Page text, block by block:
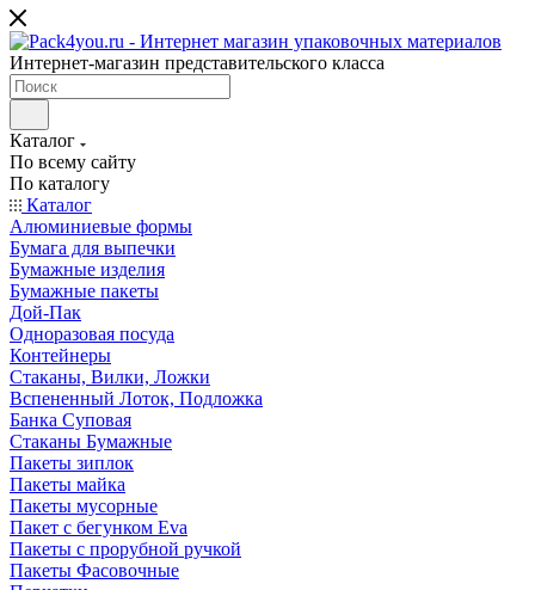
Интернет-магазин представительского класса
Каталог
По всему сайту
По каталогу
Каталог
Алюминиевые формы
Бумага для выпечки
Бумажные изделия
Бумажные пакеты
Дой-Пак
Одноразовая посуда
Контейнеры
Стаканы, Вилки, Ложки
Вспененный Лоток, Подложка
Банка Суповая
Стаканы Бумажные
Пакеты зиплок
Пакеты майка
Пакеты мусорные
Пакет с бегунком Eva
Пакеты с прорубной ручкой
Пакеты Фасовочные